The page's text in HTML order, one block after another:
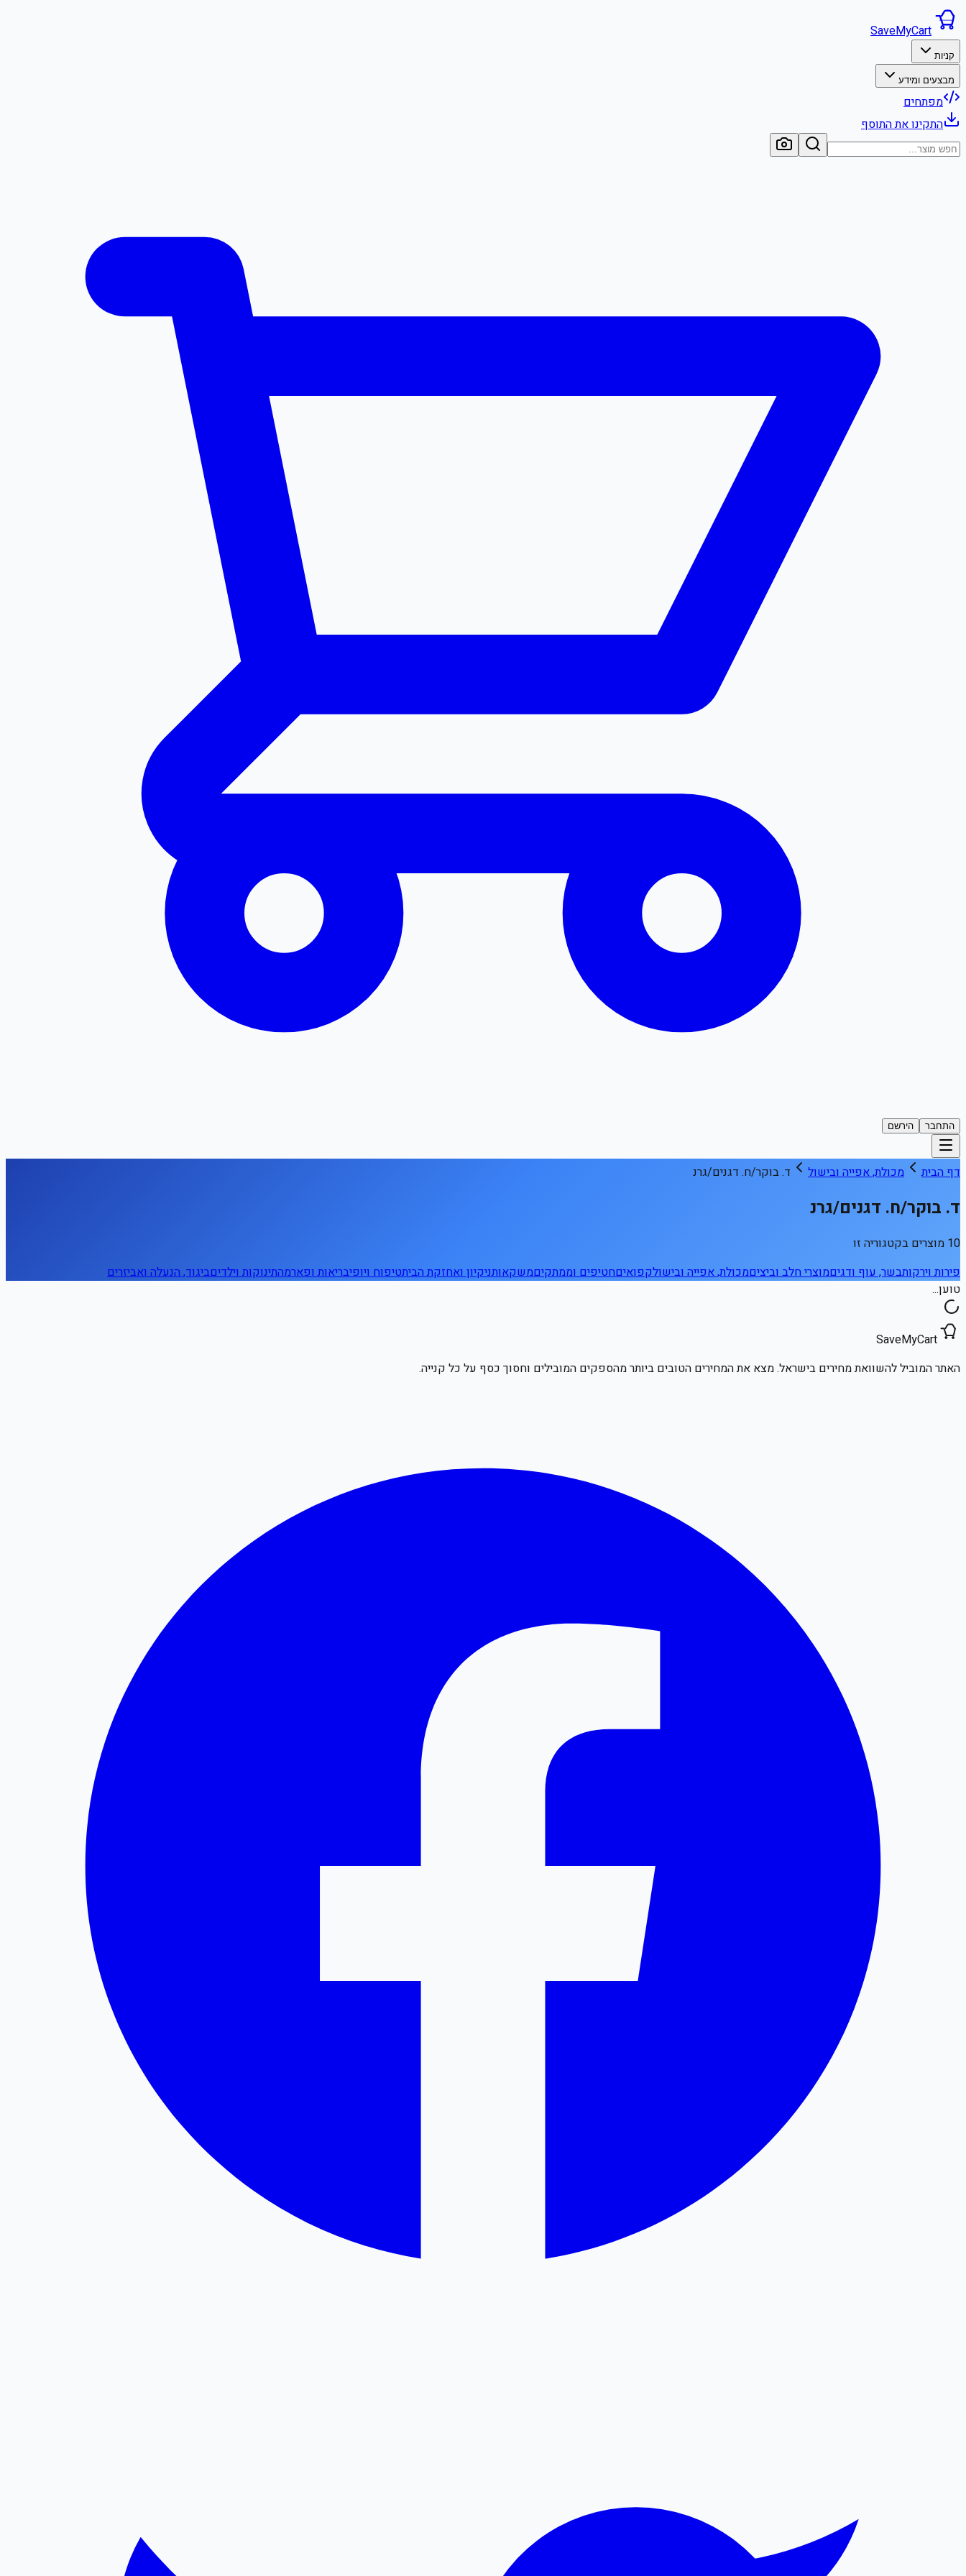
SaveMyCart
קניות
מבצעים ומידע
מפתחים
התקינו את התוסף
התחבר הירשם
דף הבית מכולת, אפייה ובישול ד. בוקר/ח. דגנים/גרנ
ד. בוקר/ח. דגנים/גרנ
10 מוצרים בקטגוריה זו
פירות וירקותבשר, עוף ודגיםמוצרי חלב וביציםמכולת, אפייה ובישולקפואיםחטיפים וממתקיםמשקאותניקיון ואחזקת הביתטיפוח ויופיבריאות ופארמהתינוקות וילדיםביגוד, הנעלה ואביזרים
טוען...
SaveMyCart
האתר המוביל להשוואת מחירים בישראל. מצא את המחירים הטובים ביותר מהספקים המובילים וחסוך כסף על כל קנייה.